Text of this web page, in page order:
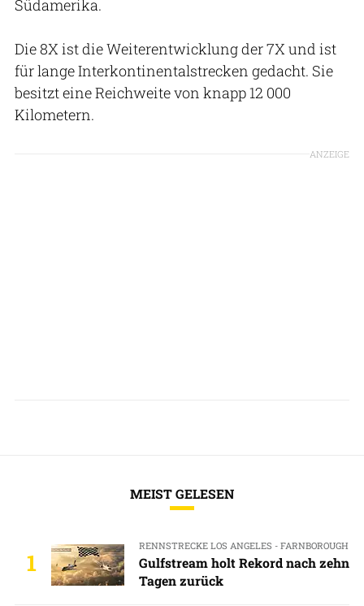
Südamerika.
Die 8X ist die Weiterentwicklung der 7X und ist
für lange Interkontinentalstrecken gedacht. Sie
besitzt eine Reichweite von knapp 12 000
Kilometern.
ANZEIGE
MEIST GELESEN
1
RENNSTRECKE LOS ANGELES - FARNBOROUGH
Gulfstream holt Rekord nach zehn
Tagen zurück